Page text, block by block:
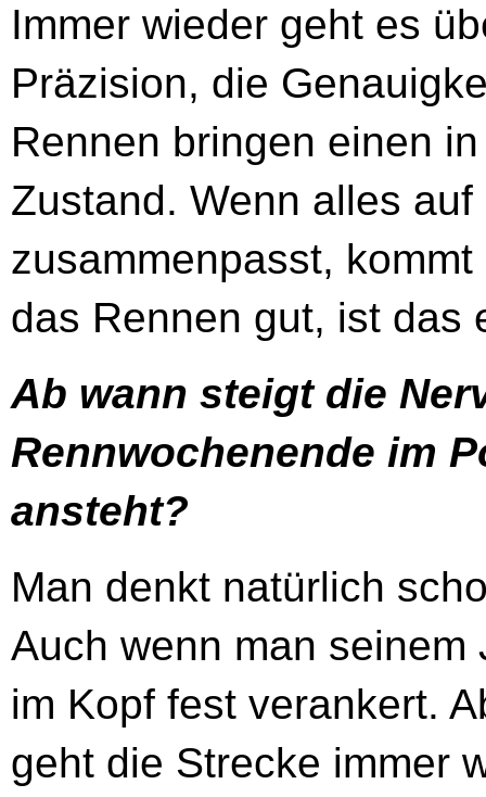
Immer wieder geht es
Präzision, die
Rennen bringen einen
Zustand. Wenn alles
zusammenpasst,
das Rennen gut, ist das
Ab wann steigt die
Rennwochenende im
ansteht?
Man denkt natürlich
Auch wenn man
im Kopf fest verankert.
geht die Strecke immer